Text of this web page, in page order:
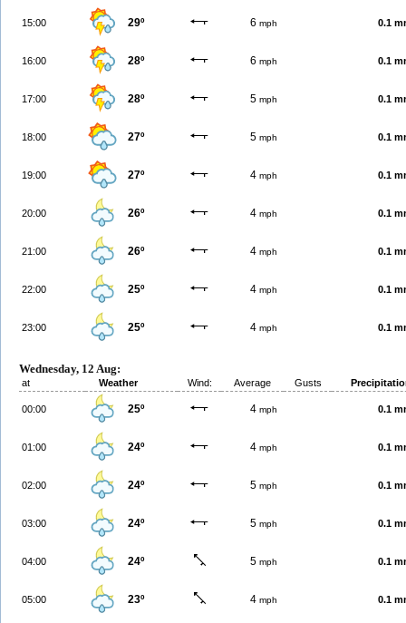
15:00 29º 6 mph 0.1
16:00 28º 6 mph 0.1
17:00 28º 5 mph 0.1
18:00 27º 5 mph 0.1
19:00 27º 4 mph 0.1
20:00 26º 4 mph 0.1
21:00 26º 4 mph 0.1
22:00 25º 4 mph 0.1
23:00 25º 4 mph 0.1
Wednesday, 12 Aug:
at Weather Wind: Average Gusts
00:00 25º 4 mph 0.1
01:00 24º 4 mph 0.1
02:00 24º 5 mph 0.1
03:00 24º 5 mph 0.1
04:00 24º 5 mph 0.1
05:00 23º 4 mph 0.1